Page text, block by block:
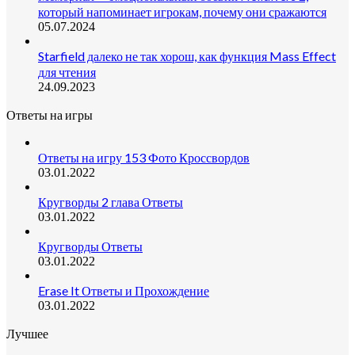
который напоминает игрокам, почему они сражаются
05.07.2024
Starfield далеко не так хорош, как функция Mass Effect
для чтения
24.09.2023
Ответы на игры
Ответы на игру 153 Фото Кроссвордов
03.01.2022
Кругворды 2 глава Ответы
03.01.2022
Кругворды Ответы
03.01.2022
Erase It Ответы и Прохождение
03.01.2022
Лучшее